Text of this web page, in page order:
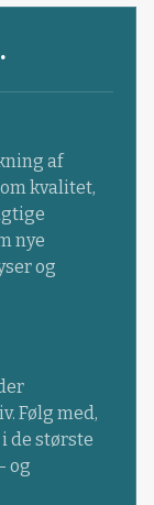
af
kvalitet,
nye
og
Følg med,
de største
og